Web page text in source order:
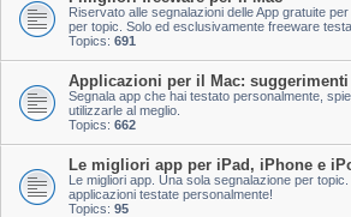
Riservato alle segnalazioni delle App gratuite
per topic. Solo ed esclusivamente freeware
Topics: 691
Applicazioni per il Mac:
Segnala app che hai testato personalmente,
utilizzarle al meglio.
Topics: 662
Le migliori app per iPad, iPhone e
Le migliori app. Una sola segnalazione per
applicazioni testate personalmente!
Topics: 95